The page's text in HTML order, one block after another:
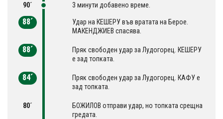
90´ 3 минути добавено време.
88´
Удар на КЕШЕРУ във вратата на Берое.
МАКЕНДЖИЕВ спасява.
88´
Пряк свободен удар за Лудогорец. КЕШЕРУ
е зад топката.
84´
Пряк свободен удар за Лудогорец. КАФУ е
зад топката.
80´
БОЖИЛОВ отправи удар, но топката срещна
гредата.